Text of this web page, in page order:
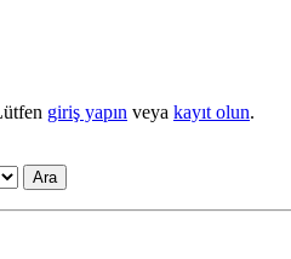
giriş yapın veya kayıt olun.